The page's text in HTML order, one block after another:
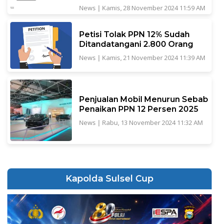
News | Kamis, 28 November 2024 11:59 AM
Petisi Tolak PPN 12% Sudah
Ditandatangani 2.800 Orang
News | Kamis, 21 November 2024 11:39 AM
Penjualan Mobil Menurun Sebab
Penaikan PPN 12 Persen 2025
News | Rabu, 13 November 2024 11:32 AM
Kapolda Sulsel Cup